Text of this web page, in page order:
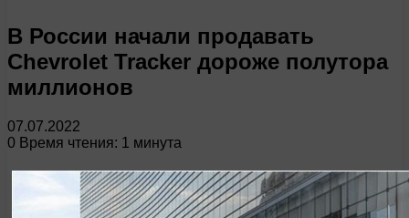
В России начали продавать
Chevrolet Tracker дороже полутора
миллионов
07.07.2022
0 Время чтения: 1 минута